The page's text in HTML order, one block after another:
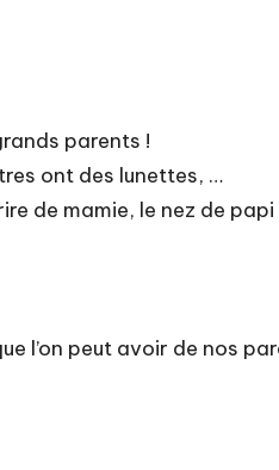
parents !
ont des lunettes, …
de mamie, le nez de
l’on peut avoir de nos